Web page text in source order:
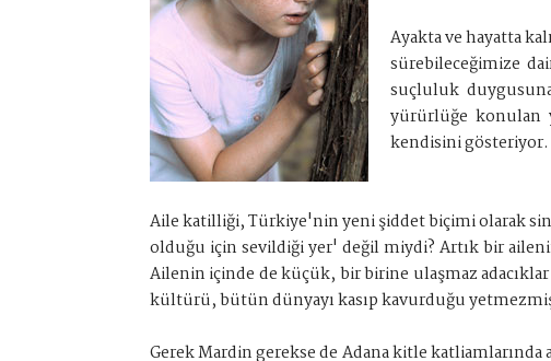
Ayakta ve hayatta
sürebileceğimize
suçluluk
yürürlüğe konulan
kendisini gösteriyor.
Aile katilliği, Türkiye'nin yeni şiddet biçimi olarak
olduğu için sevildiği yer' değil miydi? Artık bir
Ailenin içinde de küçük, bir birine ulaşmaz
kültürü, bütün dünyayı kasıp kavurduğu
Gerek Mardin gerekse de Adana kitle